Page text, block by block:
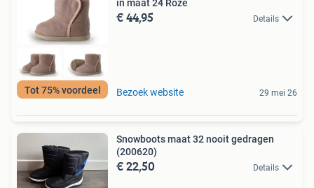
Tot 75% voordeel
in maat 24 Roze
€ 44,95 Details
Bezoek website 29 mei 26
Snowboots maat 32 nooit gedragen
(200620)
€ 22,50 Details